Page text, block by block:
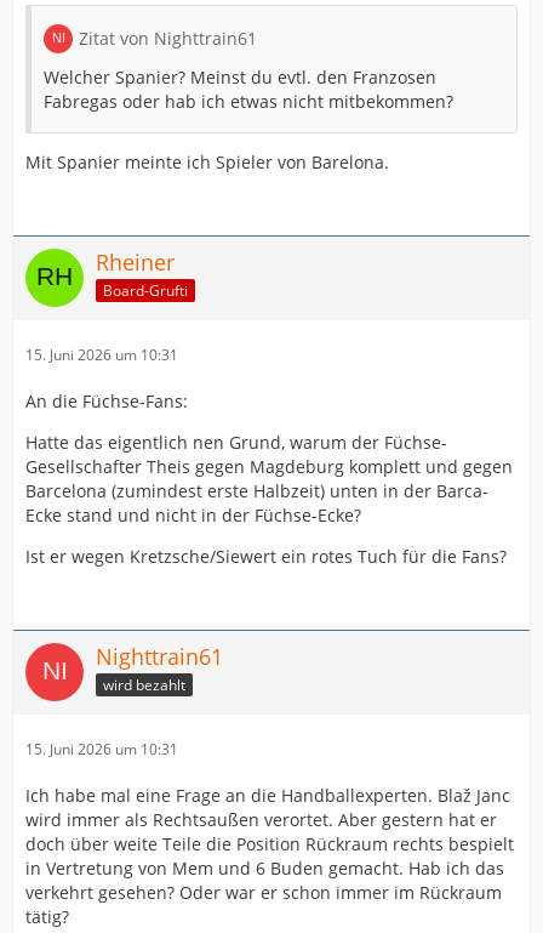
Zitat von Nighttrain61
Welcher Spanier? Meinst du evtl. den Franzosen
Fabregas oder hab ich etwas nicht mitbekommen?
Mit Spanier meinte ich Spieler von Barelona.
Rheiner
Board-Grufti
15. Juni 2026 um 10:31
An die Füchse-Fans:
Hatte das eigentlich nen Grund, warum der Füchse-
Gesellschafter Theis gegen Magdeburg komplett und gegen
Barcelona (zumindest erste Halbzeit) unten in der Barca-
Ecke stand und nicht in der Füchse-Ecke?
Ist er wegen Kretzsche/Siewert ein rotes Tuch für die Fans?
Nighttrain61
wird bezahlt
15. Juni 2026 um 10:31
Ich habe mal eine Frage an die Handballexperten. Blaž Janc
wird immer als Rechtsaußen verortet. Aber gestern hat er
doch über weite Teile die Position Rückraum rechts bespielt
in Vertretung von Mem und 6 Buden gemacht. Hab ich das
verkehrt gesehen? Oder war er schon immer im Rückraum
tätig?